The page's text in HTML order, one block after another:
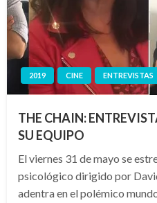
2019 CINE ENTREVISTAS
THE CHAIN:
SU EQUIPO
El viernes 31 de mayo se
psicológico dirigido por
adentra en el polémico